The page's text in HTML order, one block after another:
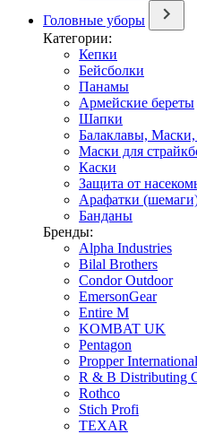
Головные уборы
Категории:
Кепки
Бейсболки
Панамы
Армейские береты
Шапки
Балаклавы,
Маски для
Каски
Защита от
Арафатки
Банданы
Бренды:
Alpha Industries
Bilal Brothers
Condor Outdoor
EmersonGear
Entire M
KOMBAT UK
Pentagon
Propper International
R & B Distributing
Rothco
Stich Profi
TEXAR